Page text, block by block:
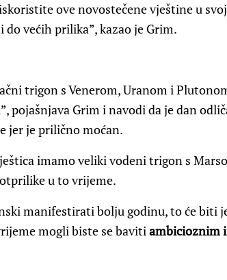
ove novostečene vještine u
većih prilika”, kazao je Grim.
trigon s Venerom, Uranom i
pojašnjava Grim i navodi da je dan
jer je prilično moćan.
imamo veliki vodeni trigon s
u to vrijeme.
manifestirati bolju godinu, to će biti
mogli biste se bavitiambicioznim